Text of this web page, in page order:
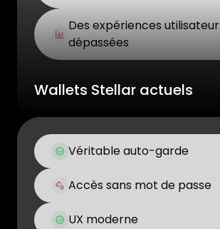
Des expériences utilisateur
dépassées
Wallets Stellar actuels
Véritable auto-garde
Accès sans mot de passe
UX moderne